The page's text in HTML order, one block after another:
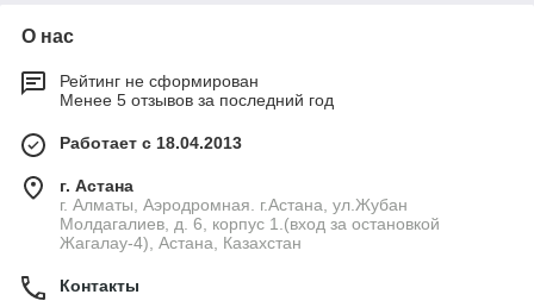
О нас
Рейтинг не сформирован
Менее 5 отзывов за последний год
Работает с 18.04.2013
г. Астана
г. Алматы, Аэродромная. г.Астана, ул.Жубан
Молдагалиев, д. 6, корпус 1.(вход за остановкой
Жагалау-4), Астана, Казахстан
Контакты